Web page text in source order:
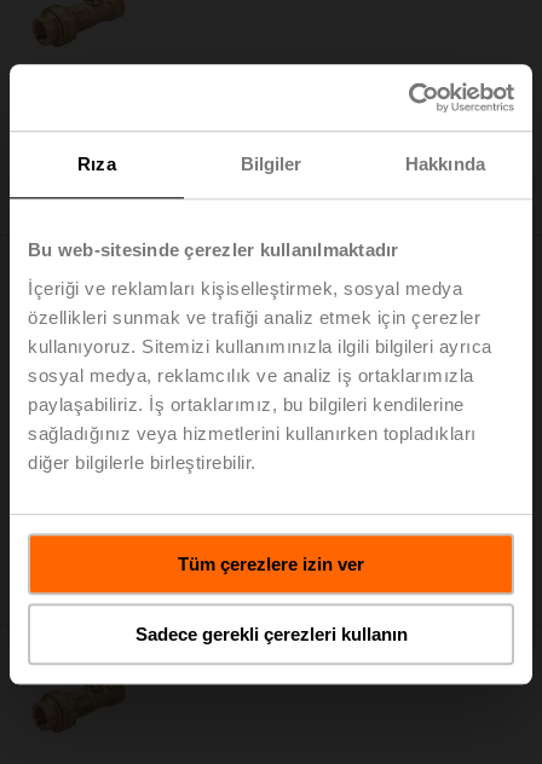
Rıza Bilgiler Hakkında
Bu web-sitesinde çerezler kullanılmaktadır
İçeriği ve reklamları kişiselleştirmek, sosyal medya
özellikleri sunmak ve trafiği analiz etmek için çerezler
kullanıyoruz. Sitemizi kullanımınızla ilgili bilgileri ayrıca
sosyal medya, reklamcılık ve analiz iş ortaklarımızla
paylaşabiliriz. İş ortaklarımız, bu bilgileri kendilerine
sağladığınız veya hizmetlerini kullanırken topladıkları
diğer bilgilerle birleştirebilir.
Tüm çerezlere izin ver
Sadece gerekli çerezleri kullanın
Akışkan sıcaklığı 2...80°C [36...176°F]
Yakında geliyor
C215QFLH-E
PI debi sınırlayıcı vana (PIFLV), 2 yollu, DN 15, İçten
dişli, Rp 1/2", PN 25, ps 1600 kPa, V'nom 650 l/h,
Akışkan sıcaklığı 2...80°C [36...176°F]
Proje listesine ekle